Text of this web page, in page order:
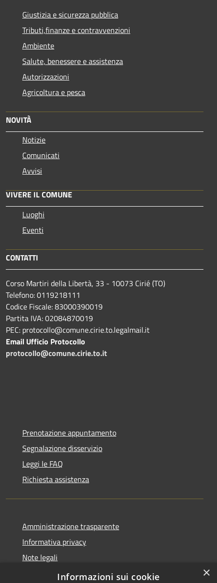
Giustizia e sicurezza pubblica
Tributi,finanze e contravvenzioni
Ambiente
Salute, benessere e assistenza
Autorizzazioni
Agricoltura e pesca
NOVITÀ
Notizie
Comunicati
Avvisi
VIVERE IL COMUNE
Luoghi
Eventi
CONTATTI
Corso Martiri della Libertà, 33 - 10073 Cirié (TO)
Telefono: 0119218111
Codice Fiscale: 83000390019
Partita IVA: 02084870019
PEC: protocollo@comune.cirie.to.legalmail.it
Email Ufficio Protocollo
protocollo@comune.cirie.to.it
Prenotazione appuntamento
Segnalazione disservizio
Leggi le FAQ
Richiesta assistenza
Amministrazione trasparente
Informativa privacy
Note legali
Dichiarazione di accessibilità
×
Informazioni sui cookie